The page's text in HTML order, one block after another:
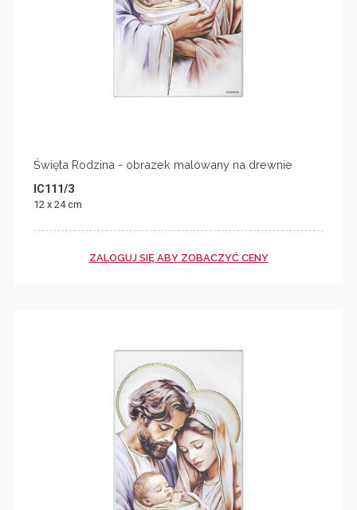
Święta Rodzina - obrazek malowany na drewnie
IC111/3
12 x 24 cm
ZALOGUJ SIĘ ABY ZOBACZYĆ CENY